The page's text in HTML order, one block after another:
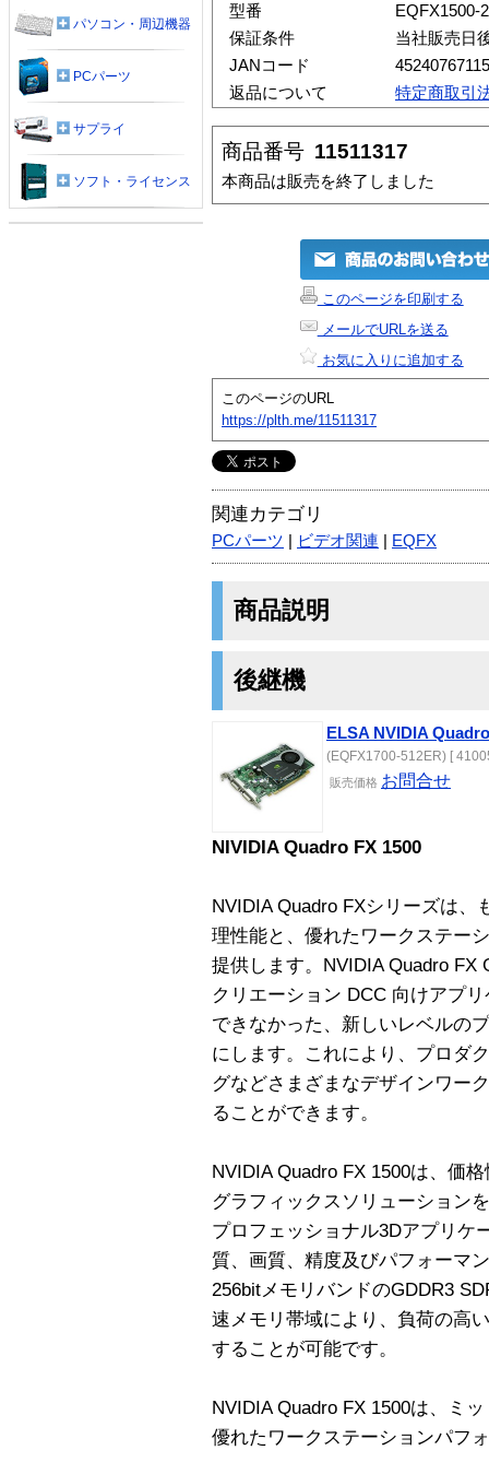
型番
EQFX1500-
保証条件
当社販売日
JANコード
返品について
特定商取引
商品番号 11511317
本商品は販売を終了しました
このページを印刷する
メールでURLを送る
お気に入りに追加する
このページのURL
https://plth.me/11511317
関連カテゴリ
PCパーツ ビデオ関連 EQFX
商品説明
後継機
ELSA NVIDIA
(EQFX1700-512ER) [
販売価格 お問合せ
NIVIDIA Quadro FX 1500
NVIDIA Quadro FXシリーズは
理性能と、優れたワークステー
提供します。NVIDIA Quadro FX
クリエーション DCC 向けアプ
できなかった、新しいレベルの
にします。これにより、プロダ
グなどさまざまなデザインワー
ることができます。
NVIDIA Quadro FX 1500は、価
グラフィックスソリューション
プロフェッショナル3Dアプリケ
質、画質、精度及びパフォーマ
256bitメモリバンドのGDDR3
速メモリ帯域により、負荷の高
することが可能です。
NVIDIA Quadro FX 1500は、ミ
優れたワークステーションパフ
パソコン・周辺機器
PCパーツ
サプライ
ソフト・ライセンス